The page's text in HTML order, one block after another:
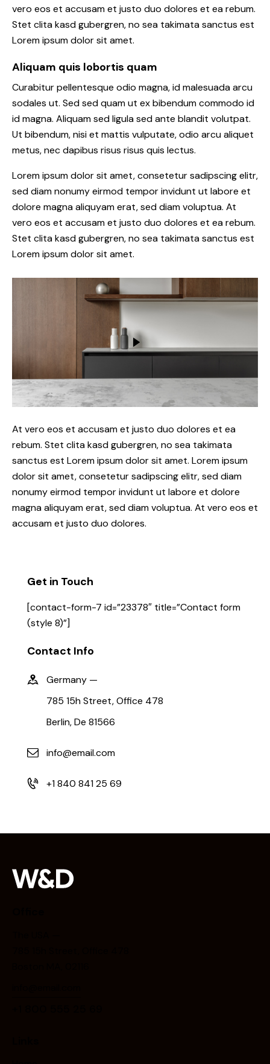
vero eos et accusam et justo duo dolores et ea rebum.
Stet clita kasd gubergren, no sea takimata sanctus est
Lorem ipsum dolor sit amet.
Aliquam quis lobortis quam
Curabitur pellentesque odio magna, id malesuada arcu
sodales ut. Sed sed quam ut ex bibendum commodo id
id magna. Aliquam sed ligula sed ante blandit volutpat.
Ut bibendum, nisi et mattis vulputate, odio arcu aliquet
metus, nec dapibus risus risus quis lectus.
Lorem ipsum dolor sit amet, consetetur sadipscing elitr,
sed diam nonumy eirmod tempor invidunt ut labore et
dolore magna aliquyam erat, sed diam voluptua. At
vero eos et accusam et justo duo dolores et ea rebum.
Stet clita kasd gubergren, no sea takimata sanctus est
Lorem ipsum dolor sit amet.
At vero eos et accusam et justo duo dolores et ea
rebum. Stet clita kasd gubergren, no sea takimata
sanctus est Lorem ipsum dolor sit amet. Lorem ipsum
dolor sit amet, consetetur sadipscing elitr, sed diam
nonumy eirmod tempor invidunt ut labore et dolore
magna aliquyam erat, sed diam voluptua. At vero eos et
accusam et justo duo dolores.
Get in Touch
[contact-form-7 id=”23378″ title=”Contact form
(style 8)”]
Contact Info
Germany —
785 15h Street, Office 478
Berlin, De 81566
info@email.com
+1 840 841 25 69